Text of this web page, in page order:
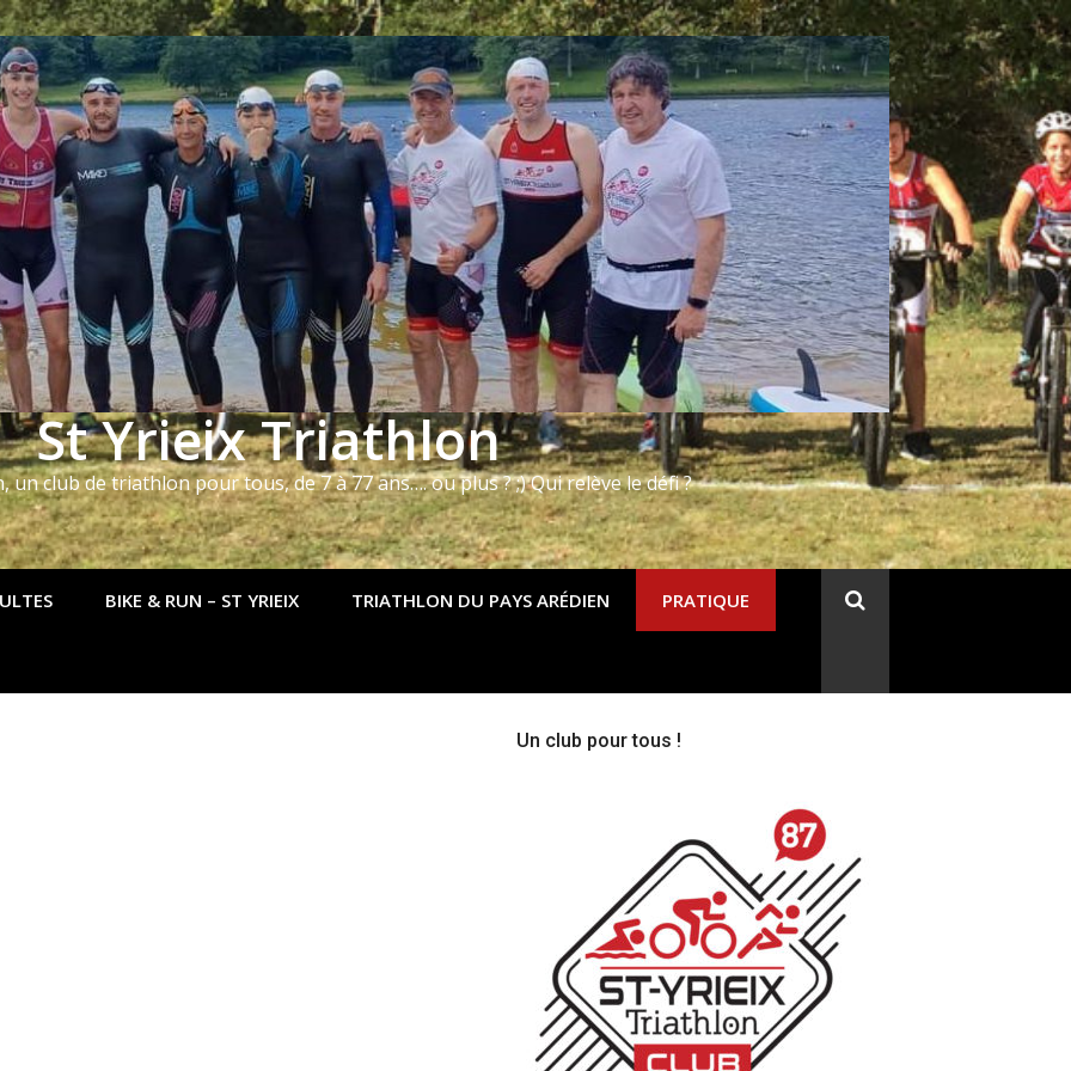
St Yrieix Triathlon
un club de triathlon pour tous, de 7 à 77 ans…. ou plus ? ;) Qui relève le défi ?
BIKE & RUN – ST YRIEIX TRIATHLON DU PAYS ARÉDIEN PRATIQUE
Un club pour tous !